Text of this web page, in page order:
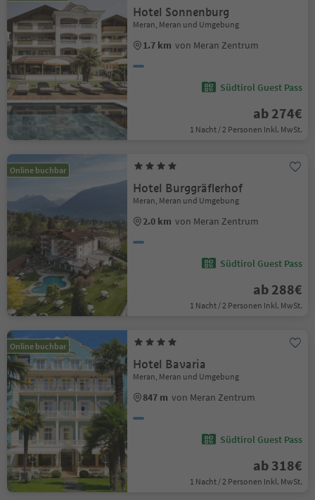
Hotel Sonnenburg
Meran, Meran und Umgebung
1.7 km von Meran Zentrum
Südtirol Guest Pass
ab 274€
1 Nacht / 2 Personen Inkl. MwSt.
Online buchbar
Hotel Burggräflerhof
Meran, Meran und Umgebung
2.0 km von Meran Zentrum
Südtirol Guest Pass
ab 288€
1 Nacht / 2 Personen Inkl. MwSt.
Online buchbar
Hotel Bavaria
Meran, Meran und Umgebung
847 m von Meran Zentrum
Südtirol Guest Pass
ab 318€
1 Nacht / 2 Personen Inkl. MwSt.